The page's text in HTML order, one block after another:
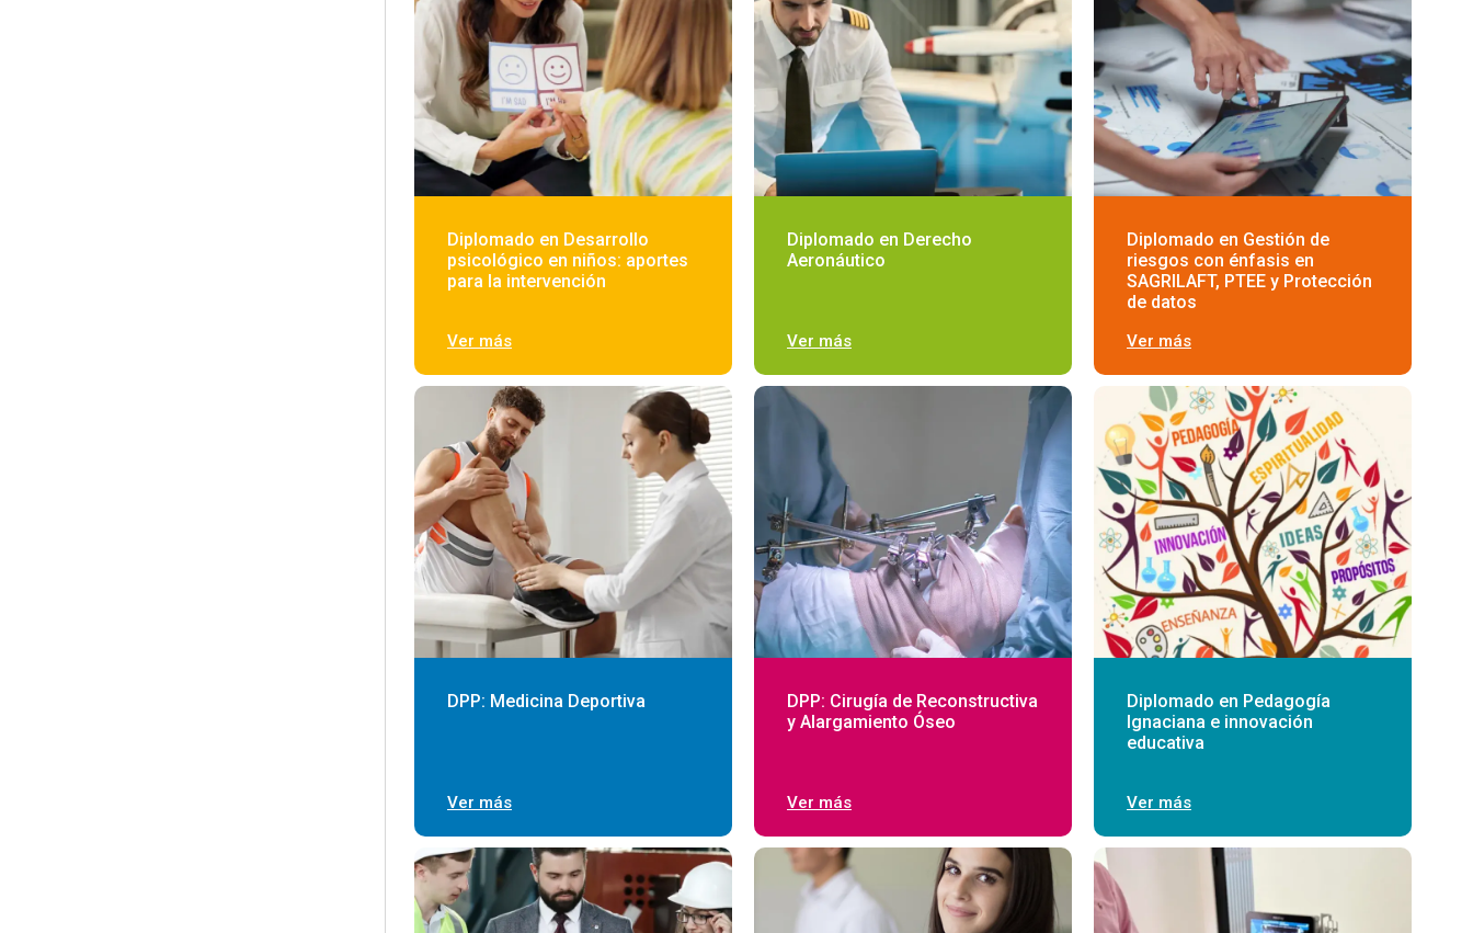
Diplomado en Desarrollo
psicológico en niños: aportes
para la intervención
Ver más
Diplomado en Derecho
Aeronáutico
Ver más
Diplomado en Gestión de
riesgos con énfasis en
SAGRILAFT, PTEE y Protección
de datos
Ver más
DPP: Medicina Deportiva
Ver más
DPP: Cirugía de Reconstructiva
y Alargamiento Óseo
Ver más
Diplomado en Pedagogía
Ignaciana e innovación
educativa
Ver más